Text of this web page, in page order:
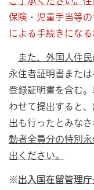
保険・児童手当等の
による手続きになる
また、外国人住民
永住者証明書また
登録証明書を含む
わせて提出すると
出も行ったとみなさ
動者全員分の特別
出ください。
※出入国在留管理